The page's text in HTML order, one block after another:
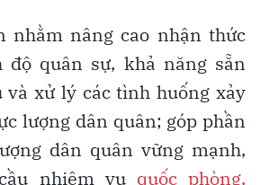
nhằm nâng cao nhận thức
quân sự, khả năng sẵn
và xử lý các tình huống xảy
lượng dân quân; góp phần
dân quân vững mạnh,
nhiệm vụ quốc phòng,